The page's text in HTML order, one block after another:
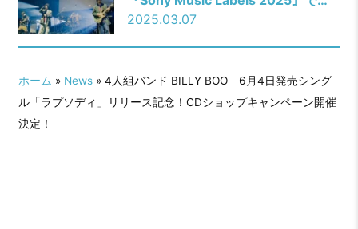
力を発揮
2025.03.07
ホーム » News» 4人組バンド BILLY BOO 6月4日発売シング
ル「ラプソディ」リリース記念！CDショップキャンペーン開催
決定！